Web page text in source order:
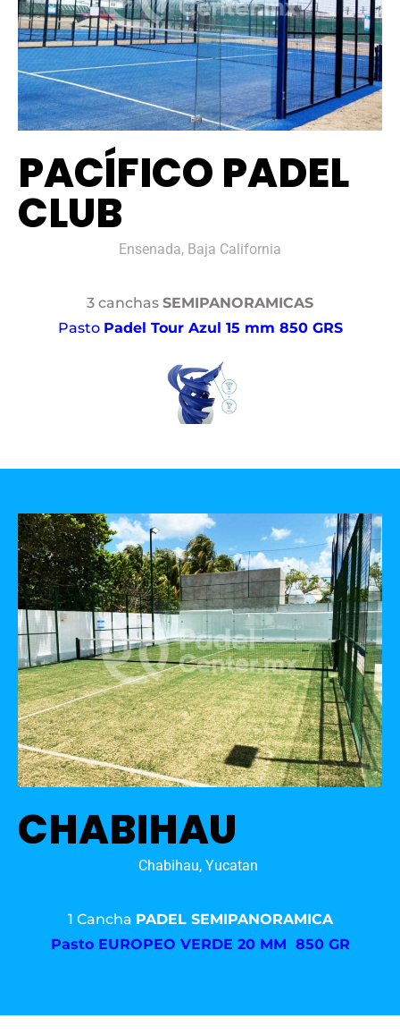
PACÍFICO PADEL
CLUB
Ensenada, Baja California
3 canchas SEMIPANORAMICAS
Pasto Padel Tour Azul 15 mm 850 GRS
CHABIHAU
Chabihau, Yucatan
1 Cancha PADEL SEMIPANORAMICA
Pasto EUROPEO VERDE 20 MM 850 GR